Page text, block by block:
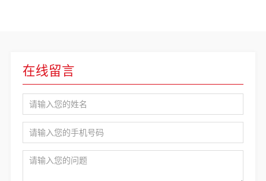
在线留言